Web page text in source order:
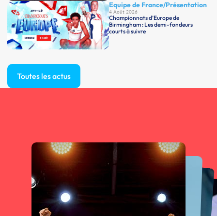
Equipe de France/Présentation
4 Août 2026
Championnats d’Europe de
Birmingham : Les demi-fondeurs
courts à suivre
Toutes les actus